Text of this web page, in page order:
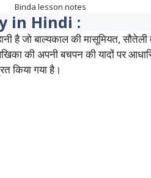
Binda lesson notes
in Hindi :
है जो बाल्यकाल की मासूमियत,
की अपनी बचपन की यादों पर
किया गया है।